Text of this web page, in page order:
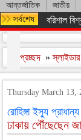
আন্তর্জাতিক জাতীয়
বরিশাল
প্রচ্ছদ »
Thursday March 13,
রোহিঙ্গা ইস্যু
ঢাকায় পৌঁছেছেন